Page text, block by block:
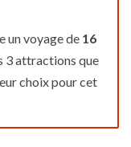
un voyage de 16
3 attractions que
choix pour cet